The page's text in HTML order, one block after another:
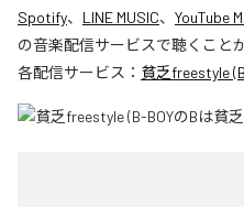
Spotify、 LINE MUSIC、 YouTube
の音楽配信サービスで聴くこと
各配信サービス： 貧乏freestyle